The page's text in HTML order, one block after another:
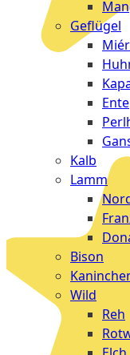
Geflügel
Ente
Kalb
Lamm
Bison
Wild
Reh